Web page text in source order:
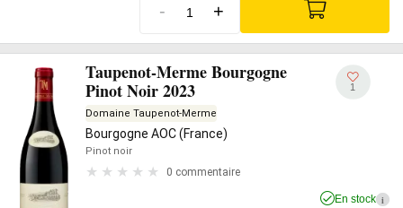
- +
Taupenot-Merme Bourgogne
Pinot Noir 2023
Domaine Taupenot-Merme
Bourgogne AOC (France)
Pinot noir
0 commentaire
1
En stock i